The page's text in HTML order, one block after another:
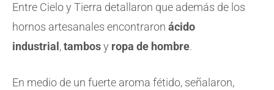
Entre Cielo y Tierra detallaron que además de los
hornos artesanales encontraron ácido
industrial ,tambosy ropa de hombre.
En medio de un fuerte aroma fétido, señalaron,